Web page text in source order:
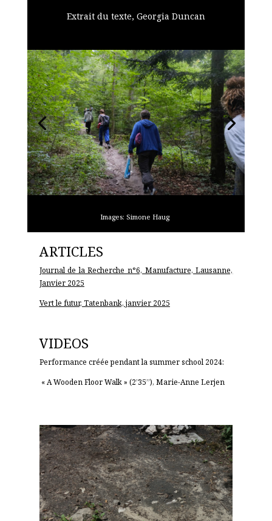
Extrait du texte, Georgia Duncan
Images: Simone Haug
ARTICLES
Journal de la Recherche n°6, Manufacture, Lausanne,
Janvier 2025
Vert le futur, Tatenbank, janvier 2025
VIDEOS
Performance créée pendant la summer school 2024:
« A Wooden Floor Walk » (2’35’’), Marie-Anne Lerjen